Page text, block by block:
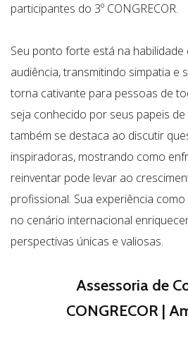
participantes do 3º CONGRECOR.
Seu ponto forte está na
audiência, transmitindo simpatia e
torna cativante para pessoas de
seja conhecido por seus papeis
também se destaca ao discutir
inspiradoras, mostrando como
reinventar pode levar ao
profissional. Sua experiência
no cenário internacional
perspectivas únicas e valiosas.
Assessoria de
CONGRECOR |